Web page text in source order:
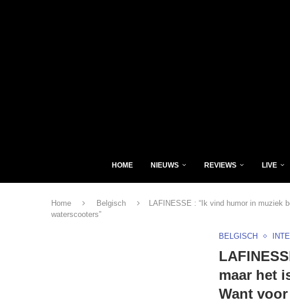
HOME NIEUWS REVIEWS LIVE
Home Belgisch
LAFINESSE : “Ik vind humor in muziek
waterscooters”
BELGISCH
maar het
Want